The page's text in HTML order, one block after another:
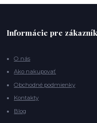
Informácie pre
O nás
Ako nakupovať
Obchodné podmienky
Kontakty
Blog